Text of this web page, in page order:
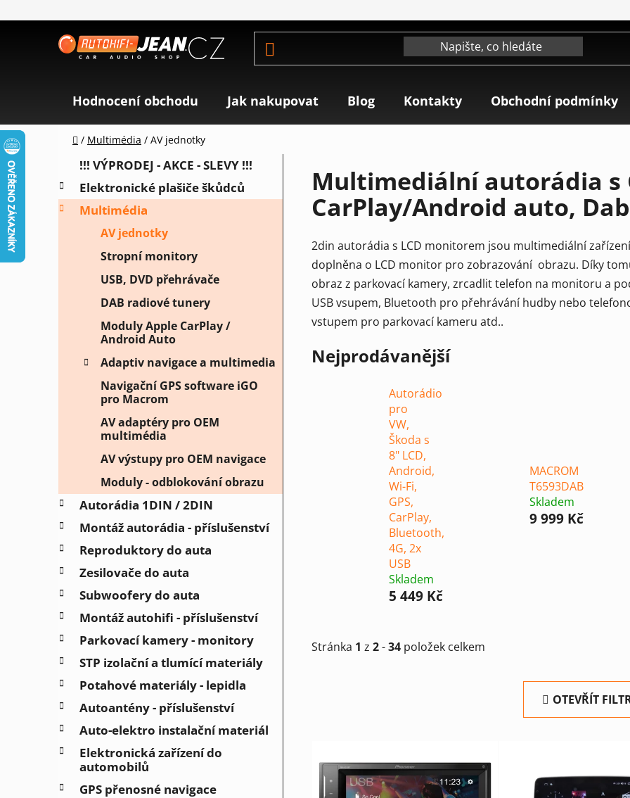
na
Hodnocení obchodu Jak nakupovat Blog Kontakty Obchodní podmínky
Domů
/ Multimédia / AV jednotky
o
s
t
Přeskočit
t
e
!!! VÝPRODEJ - AKCE - SLEVY !!!
Elektronické plašiče škůdců
Multimédia
AV jednotky
Stropní monitory
USB, DVD přehrávače
DAB radiové tunery
Moduly Apple CarPlay /
Android Auto
Adaptiv navigace a multimedia
Navigační GPS software iGO
pro Macrom
AV adaptéry pro OEM
multimédia
AV výstupy pro OEM navigace
Moduly - odblokování obrazu
Autorádia 1DIN / 2DIN
Montáž autorádia - příslušenství
Reproduktory do auta
Zesilovače do auta
Subwoofery do auta
Montáž autohifi - příslušenství
Parkovací kamery - monitory
STP izolační a tlumící materiály
Potahové materiály - lepidla
Autoantény - příslušenství
Auto-elektro instalační materiál
Elektronická zařízení do
automobilů
GPS přenosné navigace
Multimediální autorádia s
CarPlay/Android auto,
2din autorádia s LCD monitorem jsou multimediální
doplněna o LCD monitor pro zobrazování obrazu. Díky
obraz z parkovací kamery, zrcadlit telefon na monitoru a
USB vsupem, Bluetooth pro přehrávání hudby nebo
vstupem pro parkovací kameru atd..
Nejprodávanější
Autorádio
pro
VW,
Škoda s
8" LCD,
Android,
Wi-Fi,
GPS,
CarPlay,
Bluetooth,
4G, 2x
USB
Skladem
5 449 Kč
MACROM
T6593DAB
Skladem
9 999 Kč
Stránka 1 z 2-34 položek celkem
OTEVŘÍT
ý
p